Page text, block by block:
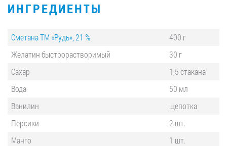
ИНГРЕДИЕНТЫ
Сметана ТМ «Рудь», 21 %
400 г
Желатин быстрорастворимый
30 г
Сахар
1,5 стакана
Вода
50 мл
Ванилин
щепотка
Персики
2 шт.
Манго
1 шт.